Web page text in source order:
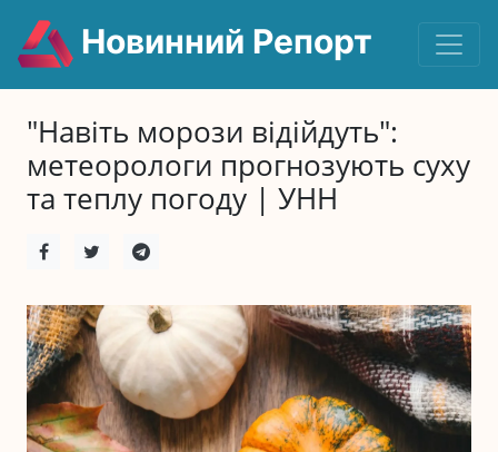
Новинний Репорт
"Навіть морози відійдуть":
метеорологи прогнозують суху
та теплу погоду | УНН